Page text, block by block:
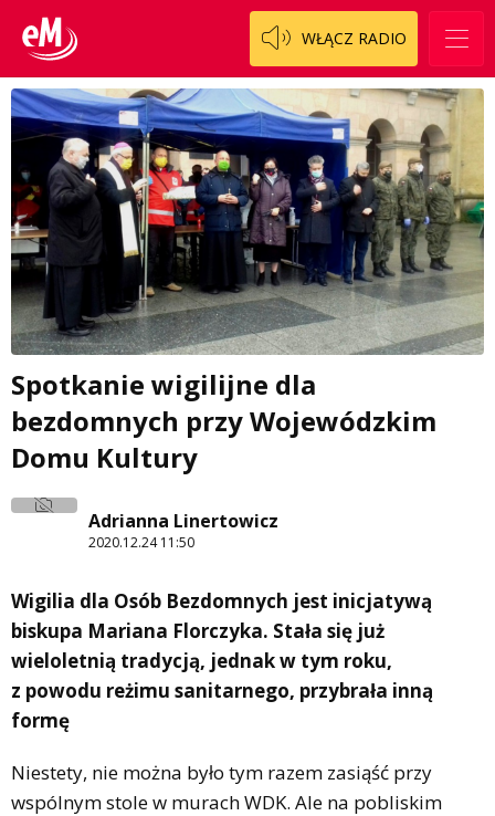
WŁĄCZ RADIO
Spotkanie wigilijne dla
bezdomnych przy Wojewódzkim
Domu Kultury
Adrianna Linertowicz
2020.12.24 11:50
Wigilia dla Osób Bezdomnych jest inicjatywą
biskupa Mariana Florczyka. Stała się już
wieloletnią tradycją, jednak w tym roku,
z powodu reżimu sanitarnego, przybrała inną
formę
Niestety, nie można było tym razem zasiąść przy
wspólnym stole w murach WDK. Ale na pobliskim